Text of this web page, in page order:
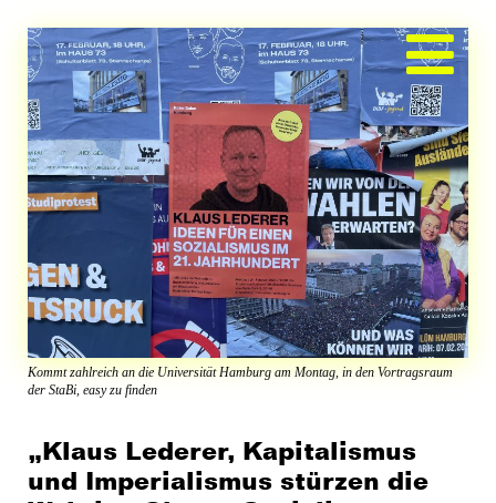
Inhalt
springen
Kommt zahlreich an die Universität Hamburg am Montag, in den Vortragsraum
der StaBi, easy zu finden
„Klaus Lederer, Kapitalismus
und Imperialismus stürzen die